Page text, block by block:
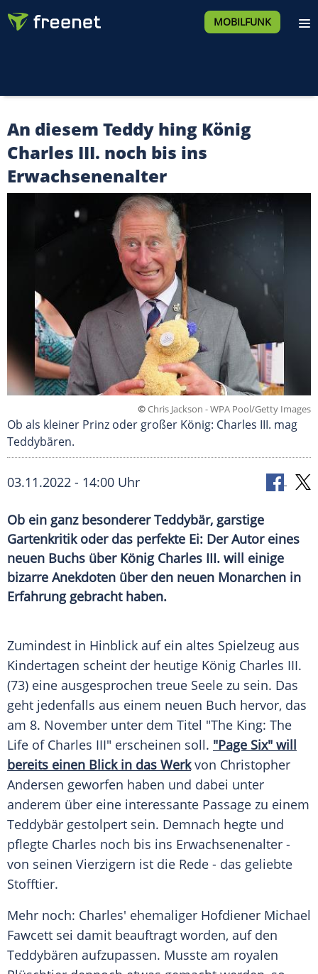
MOBILFUNK
An diesem Teddy hing König
Charles III. noch bis ins
Erwachsenenalter
©Chris Jackson - WPA Pool/Getty Images
Ob als kleiner Prinz oder großer König: Charles III. mag
Teddybären.
03.11.2022 - 14:00 Uhr
Ob ein ganz besonderer Teddybär, garstige
Gartenkritik oder das perfekte Ei: Der Autor eines
neuen Buchs über König Charles III. will einige
bizarre Anekdoten über den neuen Monarchen in
Erfahrung gebracht haben.
Zumindest in Hinblick auf ein altes Spielzeug aus
Kindertagen scheint der heutige König Charles III.
(73) eine ausgesprochen treue Seele zu sein. Das
geht jedenfalls aus einem neuen Buch hervor, das
am 8. November unter dem Titel "The King: The
Life of Charles III" erscheinen soll. "Page Six" will
bereits einen Blick in das Werkvon Christopher
Andersen geworfen haben und dabei unter
anderem über eine interessante Passage zu einem
Teddybär gestolpert sein. Demnach hegte und
pflegte Charles noch bis ins Erwachsenenalter -
von seinen Vierzigern ist die Rede - das geliebte
Stofftier.
Mehr noch: Charles' ehemaliger Hofdiener Michael
Fawcett sei damit beauftragt worden, auf den
Teddybären aufzupassen. Musste am royalen